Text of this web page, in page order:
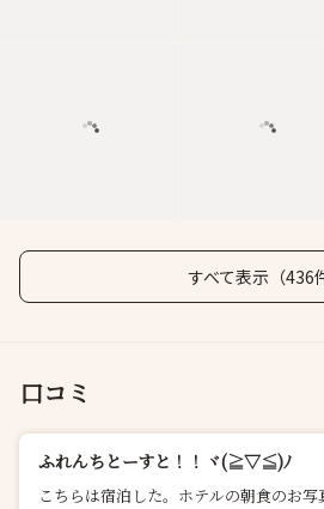
すべて表示（436
口コミ
ふれんちとーすと！！ヾ(≧▽≦)ﾉ
こちらは宿泊した。ホテルの朝食のお写真ですな